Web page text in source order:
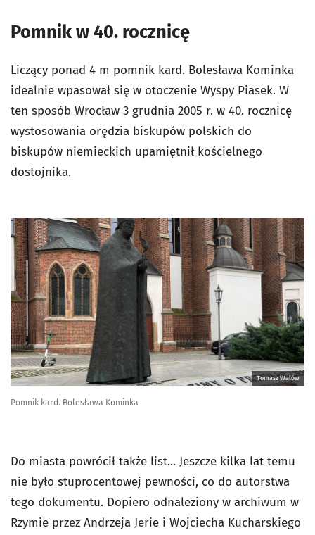
Pomnik w 40. rocznicę
Liczący ponad 4 m pomnik kard. Bolesława Kominka
idealnie wpasował się w otoczenie Wyspy Piasek. W
ten sposób Wrocław 3 grudnia 2005 r. w 40. rocznicę
wystosowania orędzia biskupów polskich do
biskupów niemieckich upamiętnił kościelnego
dostojnika.
Tomasz Walów
Pomnik kard. Bolesława Kominka
Do miasta powrócił także list... Jeszcze kilka lat temu
nie było stuprocentowej pewności, co do autorstwa
tego dokumentu. Dopiero odnaleziony w archiwum w
Rzymie przez Andrzeja Jerie i Wojciecha Kucharskiego